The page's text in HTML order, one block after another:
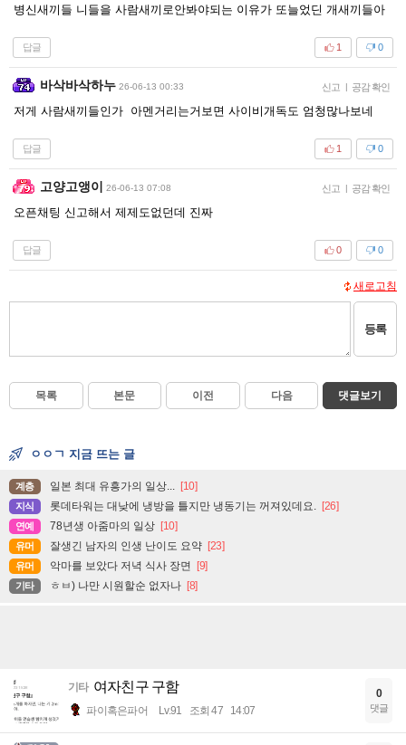
병신새끼들 니들을 사람새끼로안봐야되는 이유가 또늘었딘 개새끼들아
답글 0
1
바삭바삭하누 26-06-13 00:33 신고 | 공감 확인
저게 사람새끼들인가 아멘거리는거보면 사이비개독도 엄청많나보네
답글 0
1
고양고앵이 26-06-13 07:08 신고 | 공감 확인
오픈채팅 신고해서 제제도없던데 진짜
답글 0
0
새로고침
등록
목록 본문 이전 다음 댓글보기
ㅇㅇㄱ 지금 뜨는 글
계층 일본 최대 유흥가의 일상... [10]
지식 롯데타워는 대낮에 냉방을 틀지만 냉동기는 꺼져있데요. [26]
연예 78년생 아줌마의 일상 [10]
유머 잘생긴 남자의 인생 난이도 요약 [23]
유머 악마를 보았다 저녁 식사 장면 [9]
기타 ㅎㅂ) 나만 시원할순 없자나 [8]
기타 여자친구 구함
파이혹은파어 Lv.91 조회 47 14:07
0
댓글